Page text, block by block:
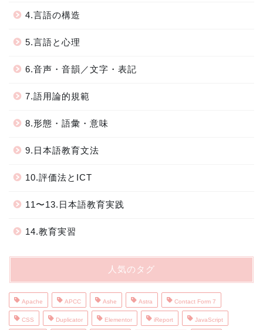
4.言語の構造
5.言語と心理
6.音声・音韻／文字・表記
7.語用論的規範
8.形態・語彙・意味
9.日本語教育文法
10.評価法とICT
11〜13.日本語教育実践
14.教育実習
人気のタグ
Apache APCC Ashe Astra Contact Form 7
CSS Duplicator Elementor iReport JavaScript